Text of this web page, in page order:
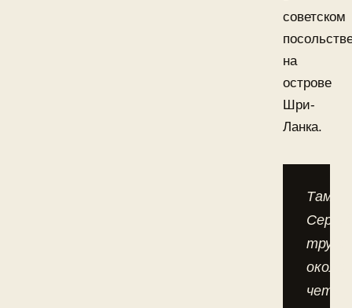
советском
на
острове
Шри-
Ланка.
Там
около